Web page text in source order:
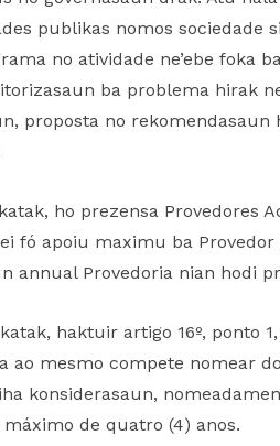
publikas nomos
no atividade ne’ebe foka
ba problema hirak
proposta no
ho prezensa Provedores
fó apoiu maximu ba
annual Provedoria nian hodi
haktuir artigo 16º, ponto
ao mesmo compete nomear
konsiderasaun,
de quatro (4) anos.